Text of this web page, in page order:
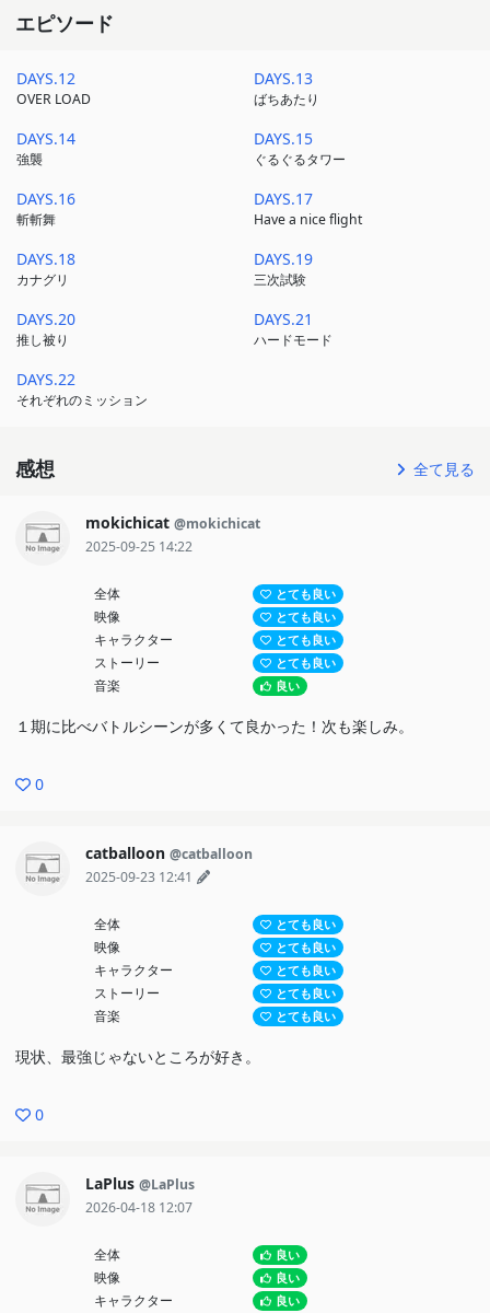
エピソード
DAYS.12
OVER LOAD
DAYS.13
ばちあたり
DAYS.14
強襲
DAYS.15
ぐるぐるタワー
DAYS.16
斬斬舞
DAYS.17
Have a nice flight
DAYS.18
カナグリ
DAYS.19
三次試験
DAYS.20
推し被り
DAYS.21
ハードモード
DAYS.22
それぞれのミッション
感想 全て見る
mokichicat @mokichicat
2025-09-25 14:22
全体 とても良い
映像 とても良い
キャラクター とても良い
ストーリー とても良い
音楽 良い
１期に比べバトルシーンが多くて良かった！次も楽しみ。
0
catballoon @catballoon
2025-09-23 12:41
全体 とても良い
映像 とても良い
キャラクター とても良い
ストーリー とても良い
音楽 とても良い
現状、最強じゃないところが好き。
0
LaPlus @LaPlus
2026-04-18 12:07
全体 良い
映像 良い
キャラクター 良い